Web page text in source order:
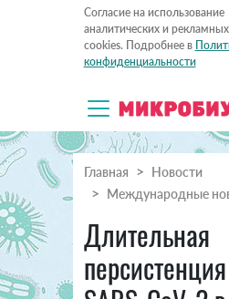
Согласие на использование
аналитических и рекламных
cookies. Подробнее в
конфиденциальности
Главная
Новости
Международные
Длительная